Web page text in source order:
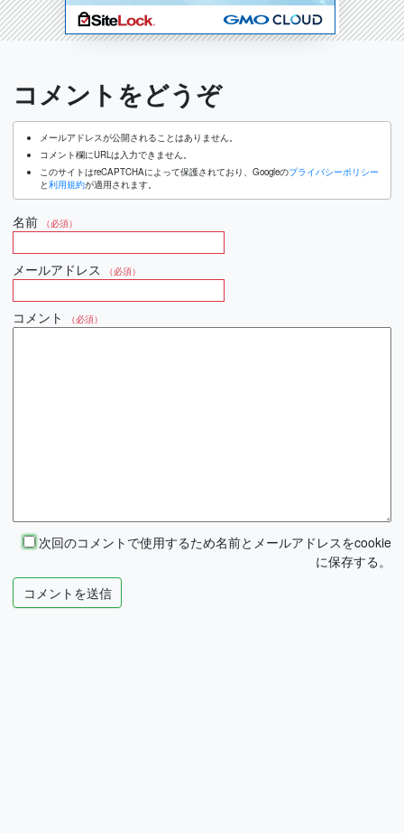
コメントをどうぞ
メールアドレスが公開されることはありません。
コメント欄にURLは入力できません。
このサイトはreCAPTCHAによって保護されており、Googleのプライバシーポリシー
と利用規約が適用されます。
名前 （必須）
メールアドレス （必須）
コメント （必須）
次回のコメントで使用するため名前とメールアドレスをcookie
に保存する。